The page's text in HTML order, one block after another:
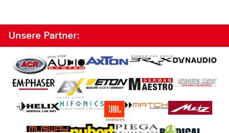
Unsere Partner: